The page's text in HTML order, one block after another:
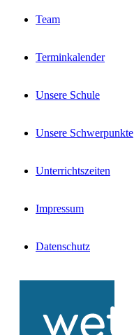
Team
Terminkalender
Unsere Schule
Unsere Schwerpunkte
Unterrichtszeiten
Impressum
Datenschutz